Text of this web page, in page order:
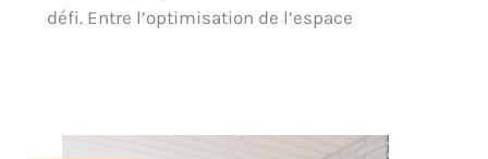
défi. Entre l’optimisation de l’espace